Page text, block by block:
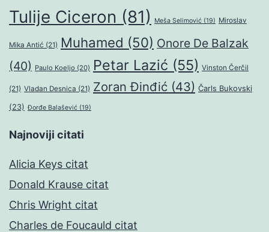
Tulije Ciceron (81) Meša Selimović (19) Miroslav
Mika Antić (21) Muhamed (50) Onore De Balzak
(40) Paulo Koeljo (20) Petar Lazić (55) Vinston Čerčil
(21) Vladan Desnica (21) Zoran Đinđić (43) Čarls Bukovski
(23) Đorđe Balašević (19)
Najnoviji citati
Alicia Keys citat
Donald Krause citat
Chris Wright citat
Charles de Foucauld citat